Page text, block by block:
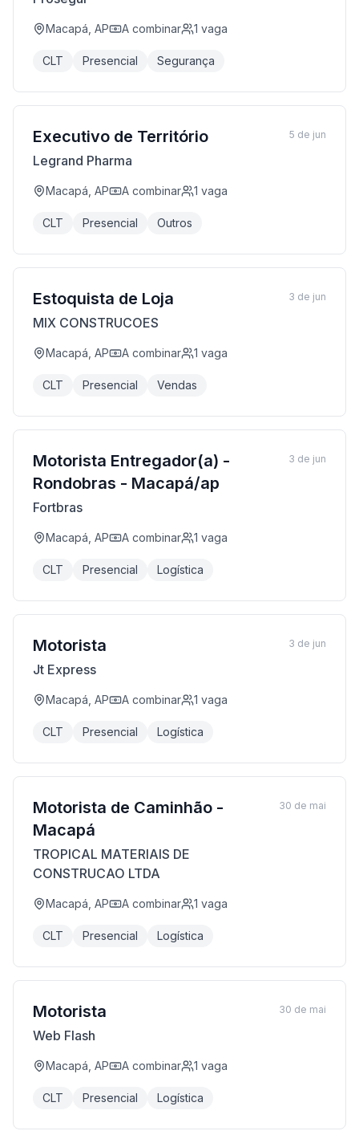
Macapá, AP A combinar 1 vaga
CLT Presencial Segurança
Executivo de Território
Legrand Pharma
Macapá, AP A combinar 1 vaga
CLT Presencial Outros
5 de jun
Estoquista de Loja
MIX CONSTRUCOES
Macapá, AP A combinar 1 vaga
CLT Presencial Vendas
3 de jun
Motorista Entregador(a) -
Rondobras - Macapá/ap
Fortbras
Macapá, AP A combinar 1 vaga
CLT Presencial Logística
3 de jun
Motorista
Jt Express
Macapá, AP A combinar 1 vaga
CLT Presencial Logística
3 de jun
Motorista de Caminhão -
Macapá
TROPICAL MATERIAIS DE
CONSTRUCAO LTDA
Macapá, AP A combinar 1 vaga
CLT Presencial Logística
30 de mai
Motorista
Web Flash
Macapá, AP A combinar 1 vaga
CLT Presencial Logística
30 de mai